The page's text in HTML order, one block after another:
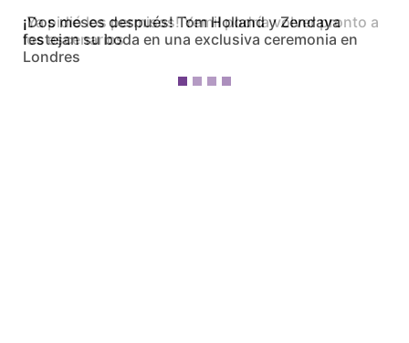
¡Dos meses después! Tom Holland y Zendaya
festejan su boda en una exclusiva ceremonia en
Londres